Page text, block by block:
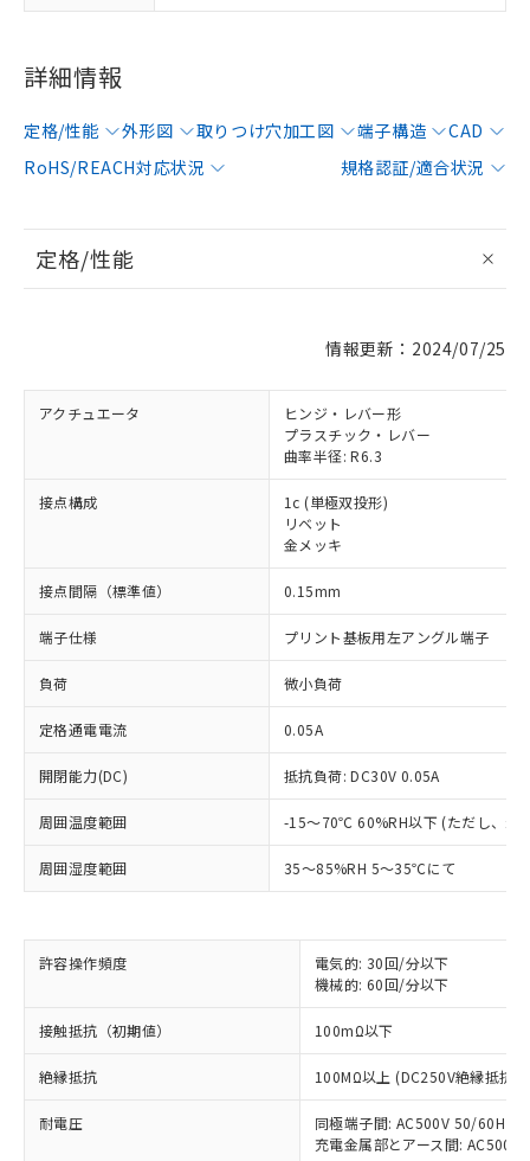
詳細情報
定格/性能 外形図 取りつけ穴加工図 端子構造
CAD
RoHS/REACH対応状況
規格認証/適合状況
定格/性能
情報更新：2024/07/25
アクチュエータ
ヒンジ・レバー形
プラスチック・レバー
曲率半径: R6.3
接点構成
1c (単極双投形)
リベット
金メッキ
接点間隔（標準値） 0.15mm
端子仕様 プリント基板用左アングル端子
負荷 微小負荷
定格通電電流 0.05A
開閉能力(DC) 抵抗負荷: DC30V 0.05A
周囲温度範囲 -15～70℃ 60%RH以下 (ただし、氷
周囲湿度範囲 35～85%RH 5～35℃にて
許容操作頻度
電気的: 30回/分以下
機械的: 60回/分以下
接触抵抗（初期値） 100mΩ以下
絶縁抵抗 100MΩ以上 (DC250V絶縁抵抗
耐電圧
同極端子間: AC500V 50/60Hz
充電金属部とアース間:
対応済み：EU RoHS指令（10物質）の
非含有に対応した製品が提供可能な商品で
対応予定：EU RoHS指令（10物質）の非含
有に対応した製品に切り替える予定のある